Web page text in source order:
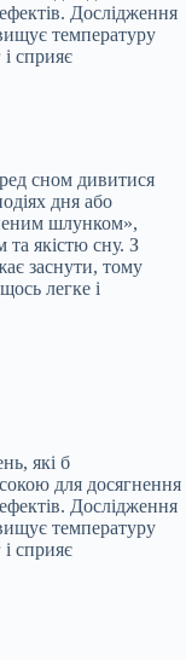
Дослідження
температуру
сприяє
сном дивитися
дня або
шлунком»,
якістю сну. З
заснути, тому
легке і
які б
для досягнення
Дослідження
температуру
сприяє